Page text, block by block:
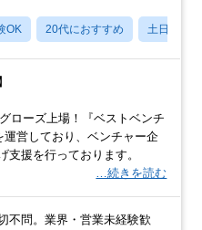
OK 20代におすすめ 土日祝休み
ローズ上場！『ベストベンチ
運営しており、ベンチャー企
支援を行っております。
…続きを読む
不問。業界・営業未経験歓